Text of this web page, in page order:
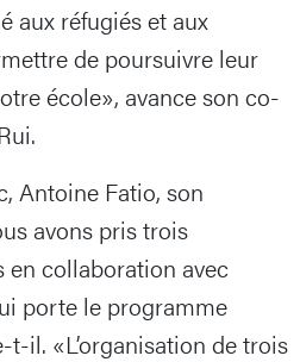
aux réfugiés et aux
de poursuivre leur
école», avance son co-
Antoine Fatio, son
avons pris trois
collaboration avec
porte le programme
il. «L’organisation de trois